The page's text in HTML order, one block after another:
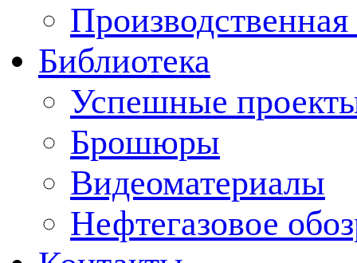
Производственная
Библиотека
Успешные
Брошюры
Видеоматериалы
Нефтегазовое